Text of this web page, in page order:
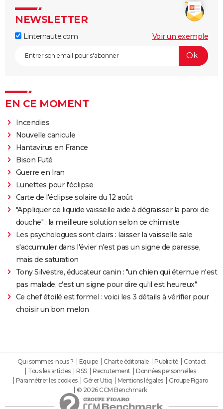
NEWSLETTER
Linternaute.com Voir un exemple
EN CE MOMENT
Incendies
Nouvelle canicule
Hantavirus en France
Bison Futé
Guerre en Iran
Lunettes pour l'éclipse
Carte de l'éclipse solaire du 12 août
"Appliquer ce liquide vaisselle aide à dégraisser la paroi de
douche" : la meilleure solution selon ce chimiste
Les psychologues sont clairs : laisser la vaisselle sale
s'accumuler dans l'évier n'est pas un signe de paresse,
mais de saturation
Tony Silvestre, éducateur canin : "un chien qui éternue n'est
pas malade, c'est un signe pour dire qu'il est heureux"
Ce chef étoilé est formel : voici les 3 détails à vérifier pour
choisir un bon melon
Qui sommes-nous ? Equipe Charte éditoriale Publicité
Contact
Tous les articles
RSS Recrutement
Données personnelles
Paramétrer les cookies
Gérer Utiq Mentions légales
Groupe Figaro
© 2026 CCM Benchmark